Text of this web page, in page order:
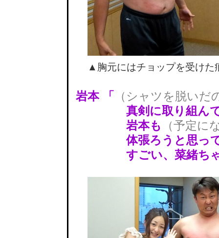
▲胸元にはチョップを受けた
岩本 「
（シャツを脱いだ
真剣に取り組んで
岩本も
（予定に
体張ろうと思っ
すごい、菜緒ちゃん